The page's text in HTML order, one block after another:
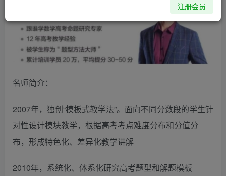
名师简介：
2007年，独创“模板式教学法”。面向不同分数段的学生针
对性设计模块教学，根据高考考点难度分布和分值分
布，形成特色化、差异化教学讲解
2010年，系统化、体系化研究高考题型和解题模板
注册会员